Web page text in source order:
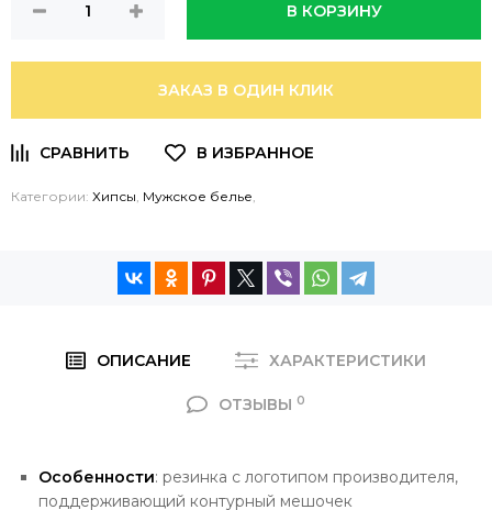
В КОРЗИНУ
ЗАКАЗ В ОДИН КЛИК
Категории: Хипсы, Мужское белье,
ОПИСАНИЕ ХАРАКТЕРИСТИКИ
ОТЗЫВЫ 0
Особенности: резинка с логотипом производителя,
поддерживающий контурный мешочек